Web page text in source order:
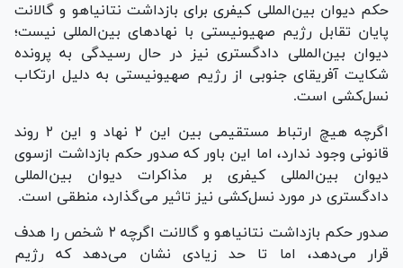
حکم دیوان بین‌المللی کیفری برای بازداشت نتانیاهو و گالانت
پایان تقابل رژیم صهیونیستی با نهاد‌های بین‌المللی نیست؛
دیوان بین‌المللی دادگستری نیز در حال رسیدگی به پرونده
شکایت آفریقای جنوبی از رژیم صهیونیستی به دلیل ارتکاب
نسل‌کشی است.
اگرچه هیچ ارتباط مستقیمی بین این ۲ نهاد و این ۲ روند
قانونی وجود ندارد، اما این باور که صدور حکم بازداشت ازسوی
دیوان بین‌المللی کیفری بر مذاکرات دیوان بین‌المللی
دادگستری در مورد نسل‌کشی نیز تاثیر می‌گذارد، منطقی است.
صدور حکم بازداشت نتانیاهو و گالانت اگرچه ۲ شخص را هدف
قرار می‌دهد، اما تا حد زیادی نشان می‌دهد که رژیم